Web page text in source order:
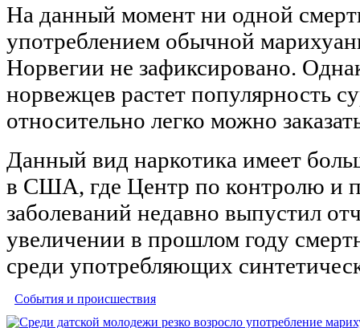
На данный момент ни одной
употреблением обычной
Норвегии не зафиксировано.
норвежцев растет популярность
относительно легко можно
Данный вид наркотика имеет
в США, где Центр по контролю и
заболеваний недавно выпустил
увеличении в прошлом году
среди употребляющих
События и происшествия